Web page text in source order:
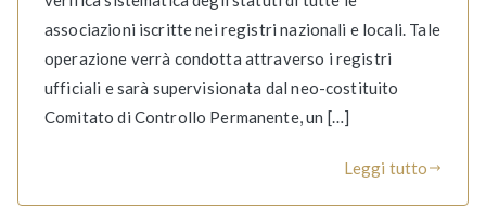
associazioni iscritte nei registri nazionali e locali. Tale
operazione verrà condotta attraverso i registri
ufficiali e sarà supervisionata dal neo-costituito
Comitato di Controllo Permanente, un […]
Leggi tutto